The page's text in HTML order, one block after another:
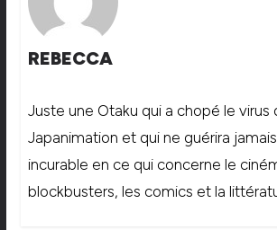
REBECCA
Juste une Otaku qui a chopé le virus
Japanimation et qui ne guérira
incurable en ce qui concerne le
blockbusters, les comics et la